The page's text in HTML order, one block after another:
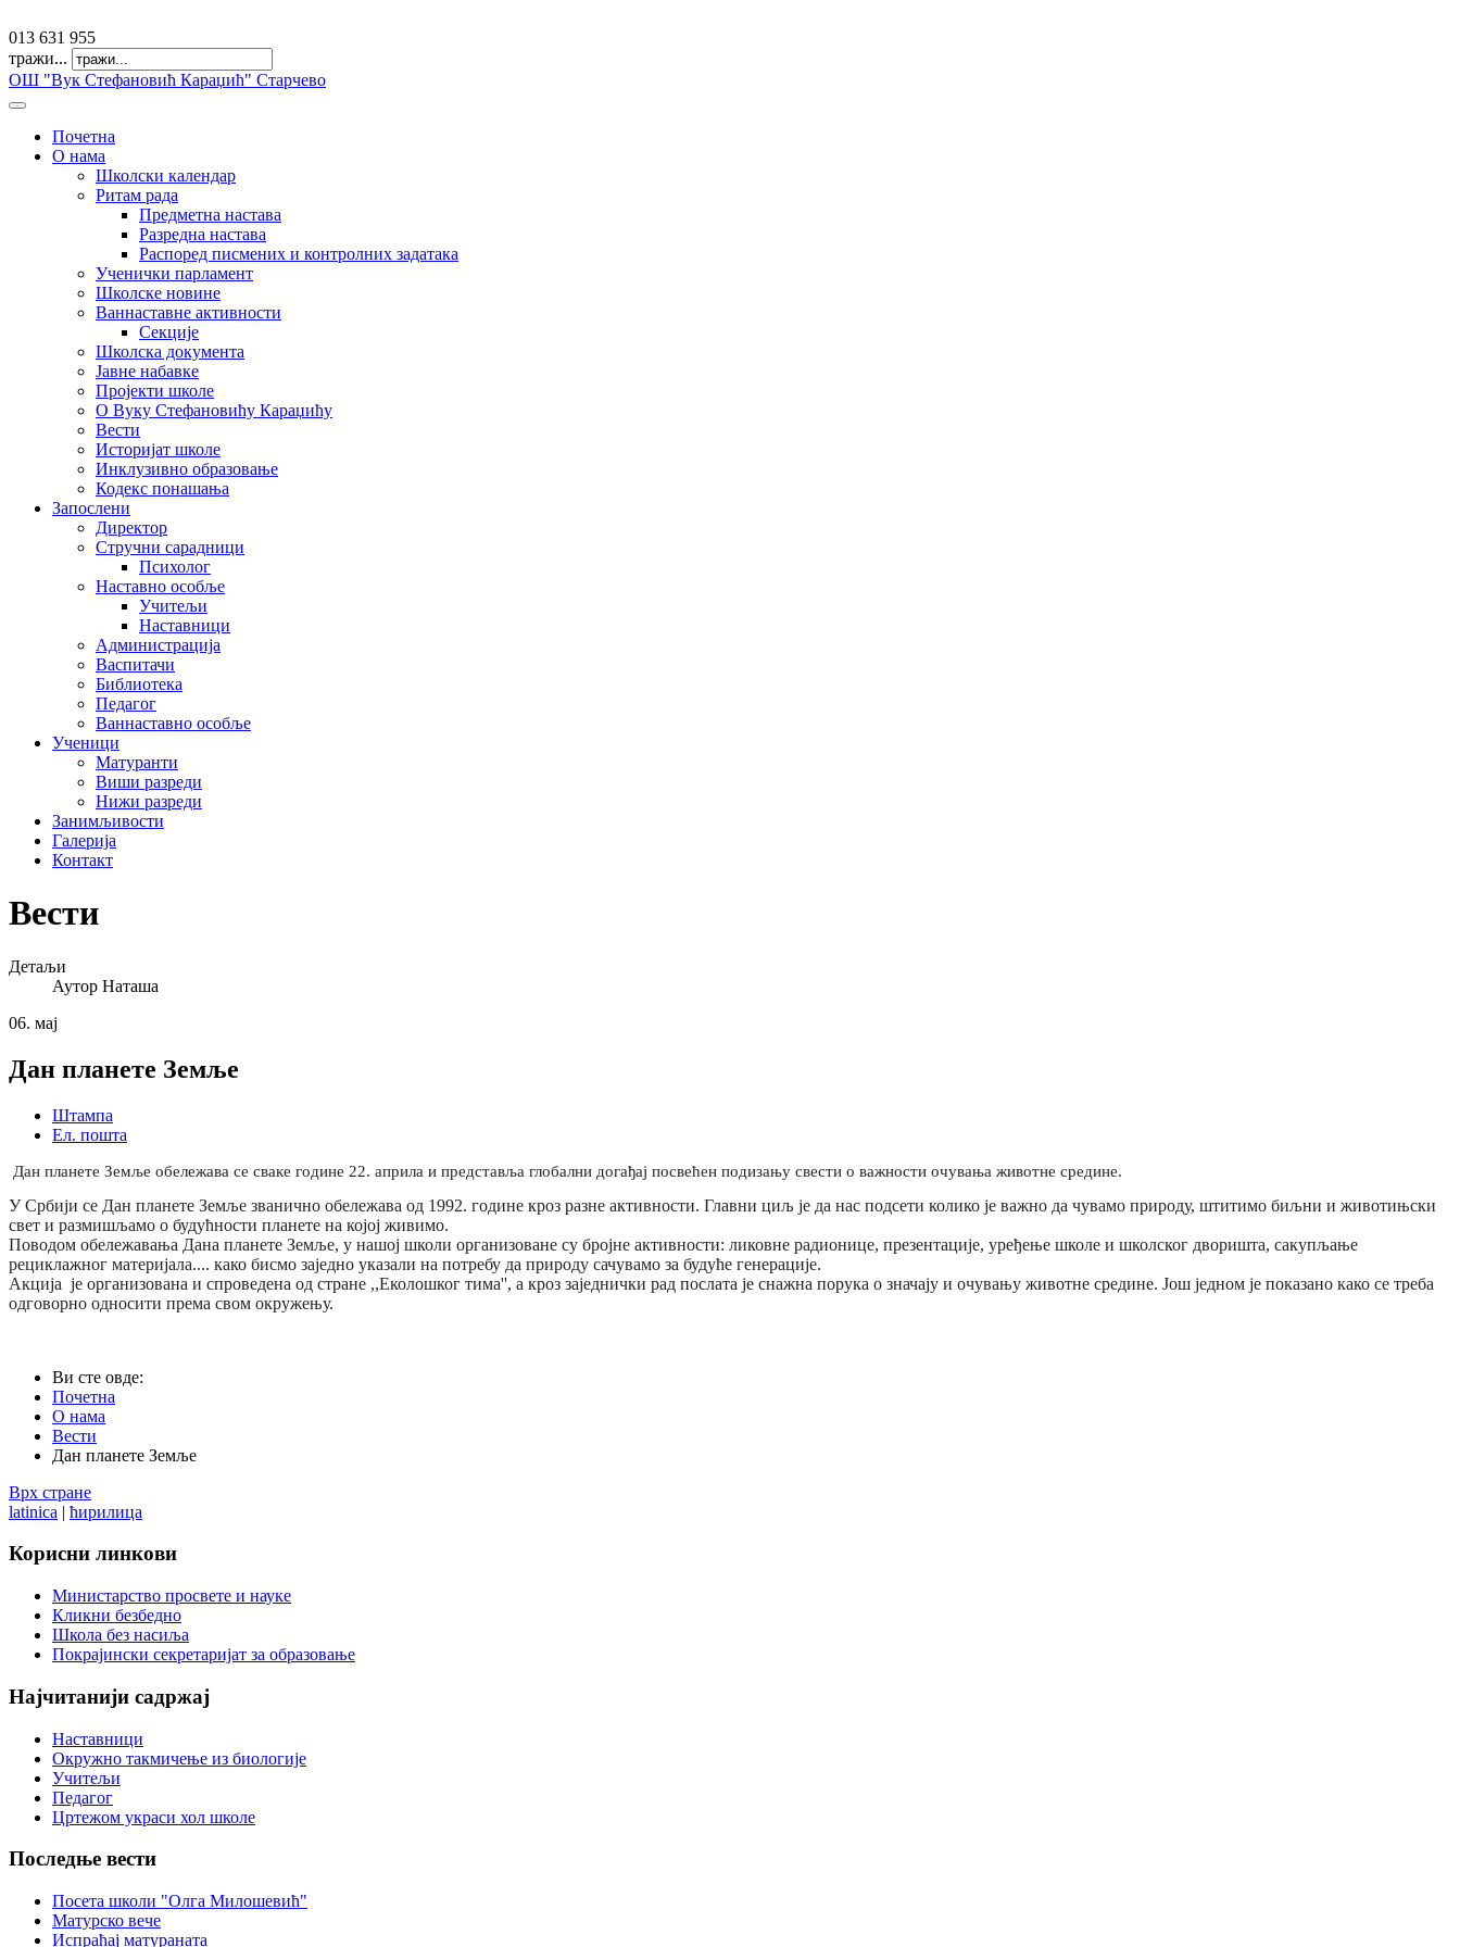
013 631 955
тражи...
ОШ "Вук Стефановић Караџић" Старчево
Почетна
О нама
Школски календар
Ритам рада
Предметна настава
Разредна настава
Распоред писмених и контролних задатака
Ученички парламент
Школске новине
Ваннаставне активности
Секције
Школска документа
Јавне набавке
Пројекти школе
О Вуку Стефановићу Караџићу
Вести
Историјат школе
Инклузивно образовање
Кодекс понашања
Запослени
Директор
Стручни сарадници
Психолог
Наставно особље
Учитељи
Наставници
Администрација
Васпитачи
Библиотека
Педагог
Ваннаставно особље
Ученици
Матуранти
Виши разреди
Нижи разреди
Занимљивости
Галерија
Контакт
Вести
Детаљи
Аутор Наташа
06. мај
Дан планете Земље
Штампа
Ел. пошта
Дан планете Земље обележава се сваке године 22. априла и представља глобални догађај посвећен подизању свести о важности очувања животне средине.
У Србији се Дан планете Земље званично обележава од 1992. године кроз разне активности. Главни циљ је да нас подсети колико је важно да чувамо природу, штитимо биљни и животињски
свет и размишљамо о будућности планете на којој живимо.
Поводом обележавања Дана планете Земље, у нашој школи организоване су бројне активности: ликовне радионице, презентације, уређење школе и школског дворишта, сакупљање
рециклажног материјала.... како бисмо заједно указали на потребу да природу сачувамо за будуће генерације.
Акција је организована и спроведена од стране ,,Еколошког тима'', а кроз заједнички рад послата је снажна порука о значају и очувању животне средине. Још једном је показано како се треба
одговорно односити према свом окружењу.
Ви сте овде:
Почетна
О нама
Вести
Дан планете Земље
Врх стране
latinica | ћирилица
Корисни линкови
Министарство просвете и науке
Кликни безбедно
Школа без насиља
Покрајински секретаријат за образовање
Најчитанији садржај
Наставници
Окружно такмичење из биологије
Учитељи
Педагог
Цртежом украси хол школе
Последње вести
Посета школи "Олга Милошевић"
Матурско вече
Испраћај матураната